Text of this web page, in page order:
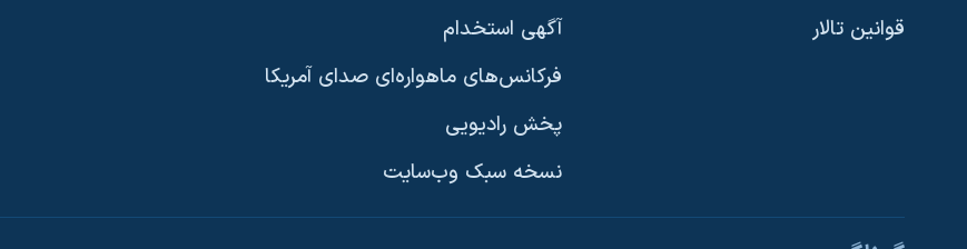
دنبال کنید
قوانین تالار
آگهی استخدام
فرکانس‌های ماهواره‌ای صدای آمریکا
پخش رادیویی
نسخه سبک وب‌سایت